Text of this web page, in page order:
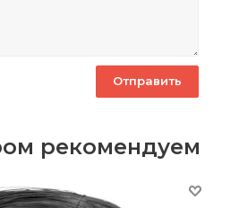
рекомендуем